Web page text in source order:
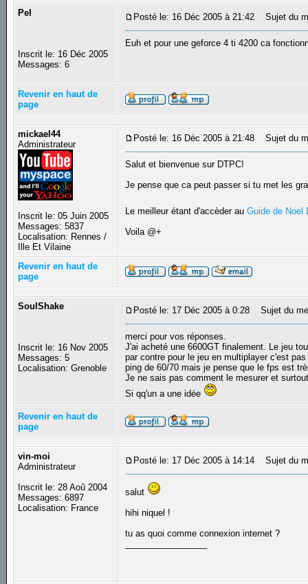
Pel
Inscrit le: 16 Déc 2005
Messages: 6
Posté le: 16 Déc 2005 à 21:42 Sujet du
Euh et pour une geforce 4 ti 4200 ca
Revenir en haut de
page
mickael44
Administrateur
Inscrit le: 05 Juin 2005
Messages: 5837
Localisation: Rennes /
Ille Et Vilaine
Posté le: 16 Déc 2005 à 21:48 Sujet du
Salut et bienvenue sur DTPC!
Je pense que ca peut passer si tu met les
Le meilleur étant d'accèder auGuide de Noel
Voila @+
Revenir en haut de
page
SoulShake
Inscrit le: 16 Nov 2005
Messages: 5
Localisation: Grenoble
Posté le: 17 Déc 2005 à 0:28 Sujet du
merci pour vos réponses.
J'ai acheté une 6600GT finalement. Le jeu
par contre pour le jeu en multiplayer c'est
ping de 60/70 mais je pense que le fps est
Je ne sais pas comment le mesurer et
Si qq'un a une idée
Revenir en haut de
page
vin-moi
Administrateur
Inscrit le: 28 Aoû 2004
Messages: 6897
Localisation: France
Posté le: 17 Déc 2005 à 14:14 Sujet du
salut
hihi niquel !
tu as quoi comme connexion internet ?